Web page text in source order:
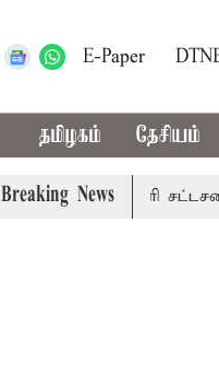
E-Paper
தமிழகம் தேசியம்
Breaking News
புதுச்சேரி